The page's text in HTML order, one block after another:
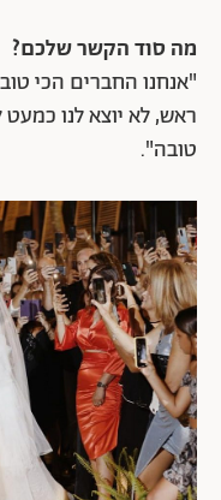
מה סוד הקשר שלכם?
"אנחנו החברים הכי
ראש, לא יוצא לנו
טובה".